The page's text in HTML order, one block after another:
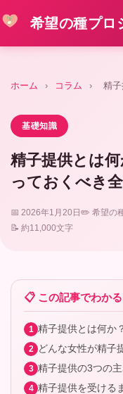
希望の種プロ
ホーム › コラム › 精
基礎知識
精子提供とは
っておくべき
📅 2026年1月20日 ✏️ 希望の
📝 約11,000文字
📋 この記事でわか
精子提供とは何か
どんな女性が精子
精子提供の3つの
精子提供を受ける